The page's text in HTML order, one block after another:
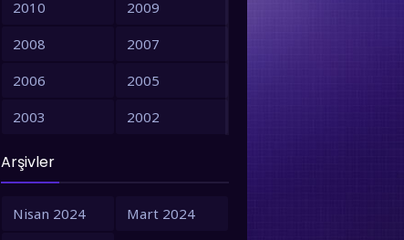
2014
2010
2009
2008
2007
2006
2005
2003
2002
2001
Arşivler
Nisan 2024
Mart 2024